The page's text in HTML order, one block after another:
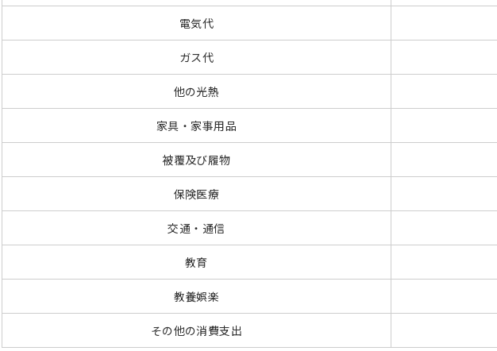
電気代
ガス代
他の光熱
家具・家事用品
被覆及び履物
保険医療
交通・通信
教育
教養娯楽
その他の消費支出